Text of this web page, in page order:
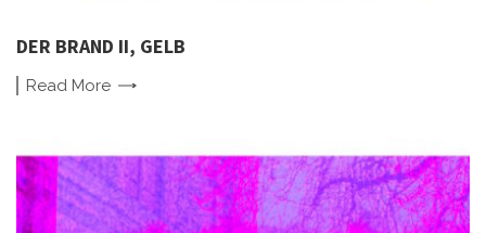
DER BRAND II, GELB
Read More